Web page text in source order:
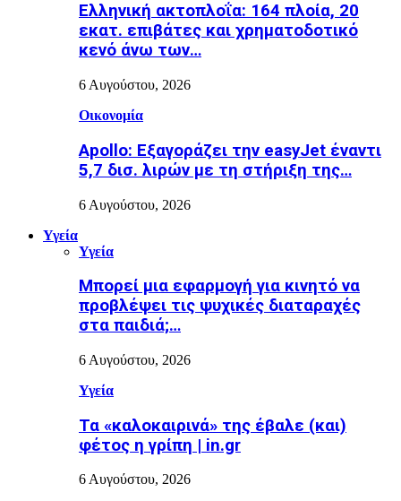
Ελληνική ακτοπλοΐα: 164 πλοία, 20
εκατ. επιβάτες και χρηματοδοτικό
κενό άνω των…
6 Αυγούστου, 2026
Οικονομία
Apollo: Εξαγοράζει την easyJet έναντι
5,7 δισ. λιρών με τη στήριξη της…
6 Αυγούστου, 2026
Υγεία
Υγεία
Μπορεί μια εφαρμογή για κινητό να
προβλέψει τις ψυχικές διαταραχές
στα παιδιά;…
6 Αυγούστου, 2026
Υγεία
Τα «καλοκαιρινά» της έβαλε (και)
φέτος η γρίπη | in.gr
6 Αυγούστου, 2026